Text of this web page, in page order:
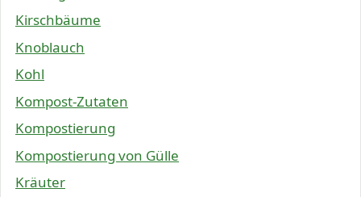
Kirschbäume
Knoblauch
Kohl
Kompost-Zutaten
Kompostierung
Kompostierung von Gülle
Kräuter